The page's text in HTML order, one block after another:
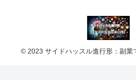
© 2023 サイドハッスル進行形：副業